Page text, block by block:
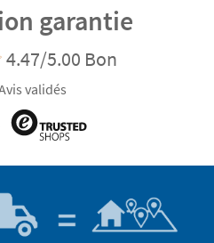
garantie
4.47/5.00 Bon
validés